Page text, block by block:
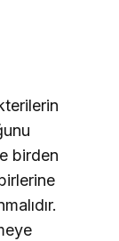
birden